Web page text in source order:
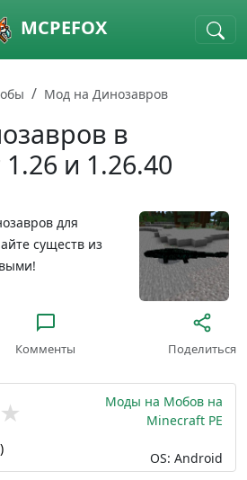
MCPEFOX
Мод на Динозавров
в
и 1.26.40
для
существ из
Комменты Поделиться
★
Моды на Мобов на
Minecraft PE
OS: Android